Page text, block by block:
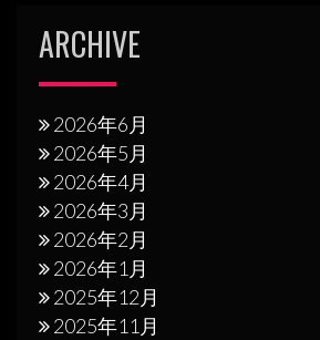
ARCHIVE
2026年6月
2026年5月
2026年4月
2026年3月
2026年2月
2026年1月
2025年12月
2025年11月